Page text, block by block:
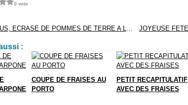
0 vote
CORDONS BLEUS, ECRASE DE POMMES DE TERRE A L'HUILE D'OLIVE
:
COUPE DE FRAISES AU
PORTO
PETIT RECAPITULATIF
AVEC DES FRAISES